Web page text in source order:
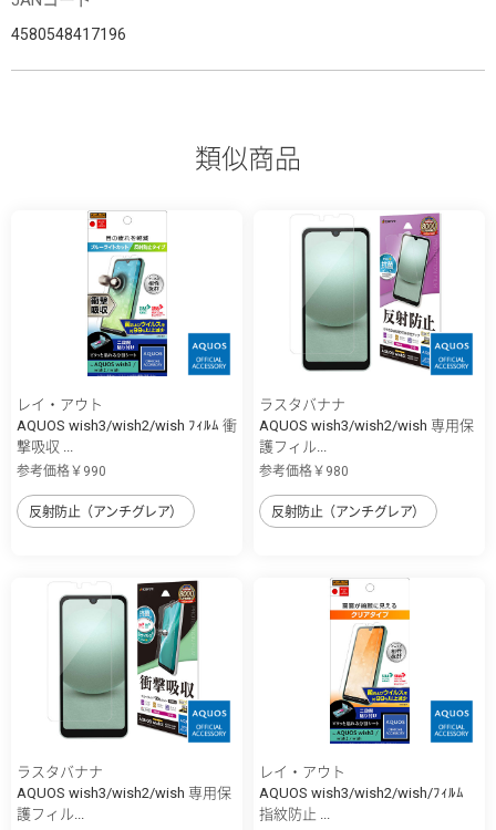
4580548417196
類似商品
レイ・アウト
AQUOS wish3/wish2/wish ﾌｨﾙﾑ 衝
撃吸収 ...
参考価格￥990
反射防止（アンチグレア）
ラスタバナナ
AQUOS wish3/wish2/wish 専用保
護フィル...
参考価格￥980
反射防止（アンチグレア）
ラスタバナナ
AQUOS wish3/wish2/wish 専用保
護フィル...
レイ・アウト
AQUOS wish3/wish2/wish/ﾌｨﾙﾑ
指紋防止 ...